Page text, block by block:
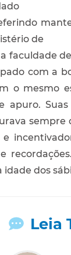
de
faculdade
com a
o mesmo
apuro.
dos
Leia